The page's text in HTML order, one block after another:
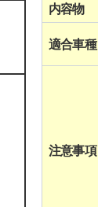
内容物
適合車種
注意事項